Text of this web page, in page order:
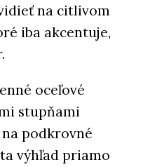
na citlivom
iba akcentuje,
oceľové
stupňami
podkrovné
výhľad priamo